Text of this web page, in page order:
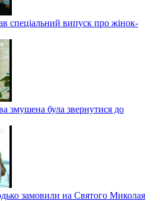
спеціальний випуск про жінок-
змушена була звернутися до
замовили на Святого Миколая